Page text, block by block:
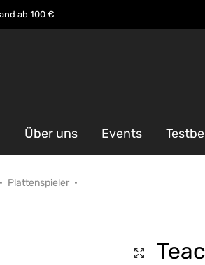
ab 100 €
Über uns Events
Plattenspieler